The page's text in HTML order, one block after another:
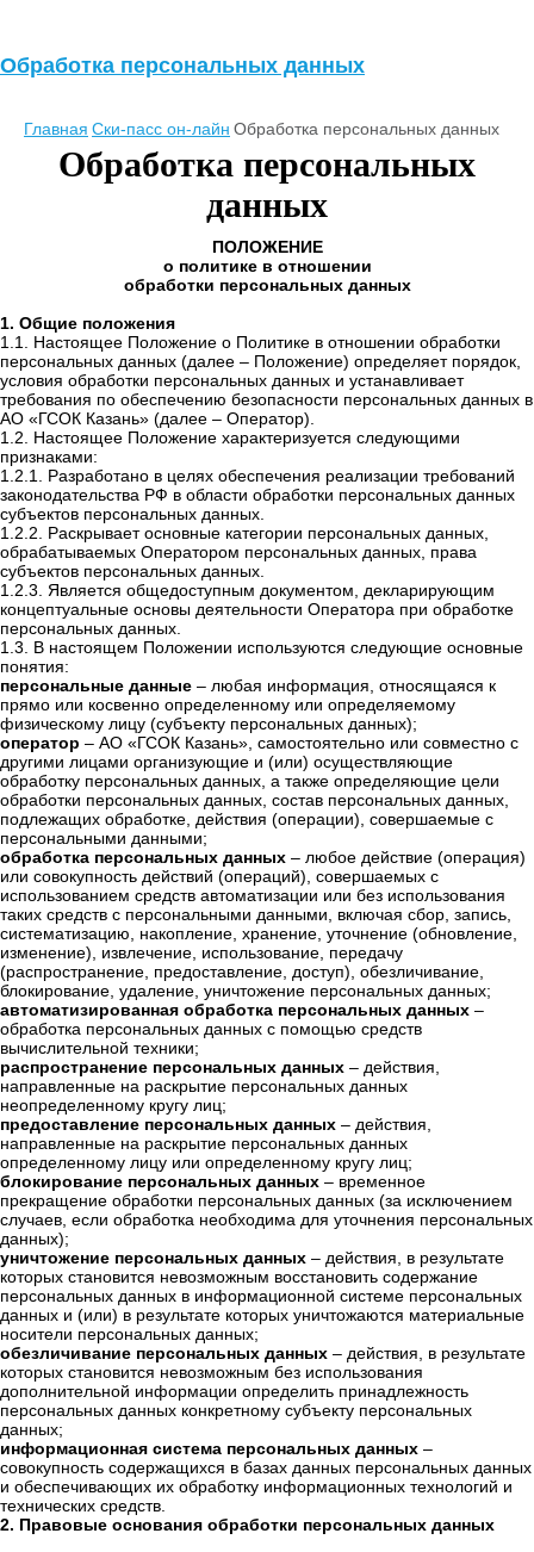
Обработка персональных данных
Главная Ски-пасс он-лайн Обработка персональных данных
Обработка персональных
данных
ПОЛОЖЕНИЕ
о политике в отношении
обработки персональных данных
1. Общие положения
1.1. Настоящее Положение о Политике в отношении обработки
персональных данных (далее – Положение) определяет порядок,
условия обработки персональных данных и устанавливает
требования по обеспечению безопасности персональных данных в
АО «ГСОК Казань» (далее – Оператор).
1.2. Настоящее Положение характеризуется следующими
признаками:
1.2.1. Разработано в целях обеспечения реализации требований
законодательства РФ в области обработки персональных данных
субъектов персональных данных.
1.2.2. Раскрывает основные категории персональных данных,
обрабатываемых Оператором персональных данных, права
субъектов персональных данных.
1.2.3. Является общедоступным документом, декларирующим
концептуальные основы деятельности Оператора при обработке
персональных данных.
1.3. В настоящем Положении используются следующие основные
понятия:
персональные данные – любая информация, относящаяся к
прямо или косвенно определенному или определяемому
физическому лицу (субъекту персональных данных);
оператор – АО «ГСОК Казань», самостоятельно или совместно с
другими лицами организующие и (или) осуществляющие
обработку персональных данных, а также определяющие цели
обработки персональных данных, состав персональных данных,
подлежащих обработке, действия (операции), совершаемые с
персональными данными;
обработка персональных данных – любое действие (операция)
или совокупность действий (операций), совершаемых с
использованием средств автоматизации или без использования
таких средств с персональными данными, включая сбор, запись,
систематизацию, накопление, хранение, уточнение (обновление,
изменение), извлечение, использование, передачу
(распространение, предоставление, доступ), обезличивание,
блокирование, удаление, уничтожение персональных данных;
автоматизированная обработка персональных данных –
обработка персональных данных с помощью средств
вычислительной техники;
распространение персональных данных – действия,
направленные на раскрытие персональных данных
неопределенному кругу лиц;
предоставление персональных данных – действия,
направленные на раскрытие персональных данных
определенному лицу или определенному кругу лиц;
блокирование персональных данных – временное
прекращение обработки персональных данных (за исключением
случаев, если обработка необходима для уточнения персональных
данных);
уничтожение персональных данных – действия, в результате
которых становится невозможным восстановить содержание
персональных данных в информационной системе персональных
данных и (или) в результате которых уничтожаются материальные
носители персональных данных;
обезличивание персональных данных – действия, в результате
которых становится невозможным без использования
дополнительной информации определить принадлежность
персональных данных конкретному субъекту персональных
данных;
информационная система персональных данных –
совокупность содержащихся в базах данных персональных данных
и обеспечивающих их обработку информационных технологий и
технических средств.
2. Правовые основания обработки персональных данных